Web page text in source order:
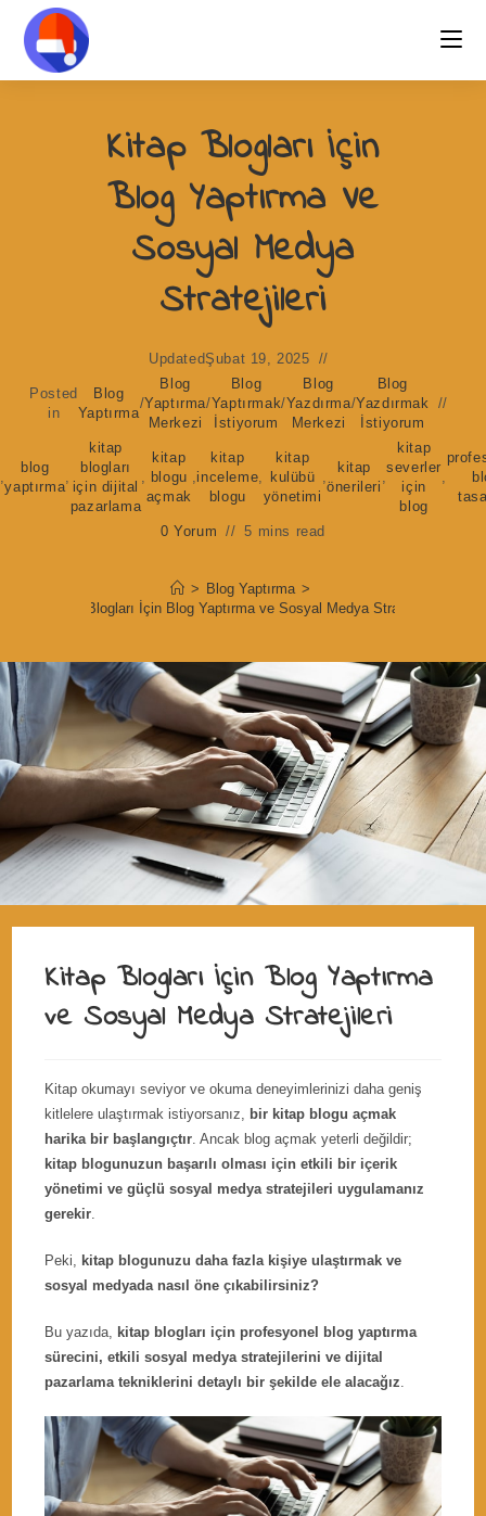
content
Kitap Blogları İçin
Blog Yaptırma Ve
Sosyal Medya
Stratejileri
UpdatedŞubat 19, 2025
Posted
in
Blog
Yaptırma
/
Blog
Yaptırma
Merkezi
/
Blog
Yaptırmak
İstiyorum
/
Blog
Yazdırma
Merkezi
/
Blog
Yazdırmak
İstiyorum
,
blog
yaptırma
,
kitap
blogları
için dijital
pazarlama
,
kitap
blogu
açmak
,
kitap
inceleme
blogu
,
kitap
kulübü
yönetimi
,
kitap
önerileri
,
kitap
severler
için
blog
,
0 Yorum 5 mins read
> Blog Yaptırma >
Kitap Blogları İçin Blog Yaptırma ve Sosyal Medya Stratejileri
Kitap Blogları İçin Blog Yaptırma
ve Sosyal Medya Stratejileri
Kitap okumayı seviyor ve okuma deneyimlerinizi daha geniş
kitlelere ulaştırmak istiyorsanız,
bir kitap blogu açmak
harika bir başlangıçtır . Ancak blog açmak yeterli değildir;
kitap blogunuzun başarılı olması için etkili bir içerik
yönetimi ve güçlü sosyal medya stratejileri uygulamanız
gerekir
Peki,
kitap blogunuzu daha fazla kişiye ulaştırmak ve
sosyal medyada nasıl öne çıkabilirsiniz?
Bu yazıda,
kitap blogları için profesyonel blog yaptırma
sürecini, etkili sosyal medya stratejilerini ve dijital
pazarlama tekniklerini detaylı bir şekilde ele alacağız